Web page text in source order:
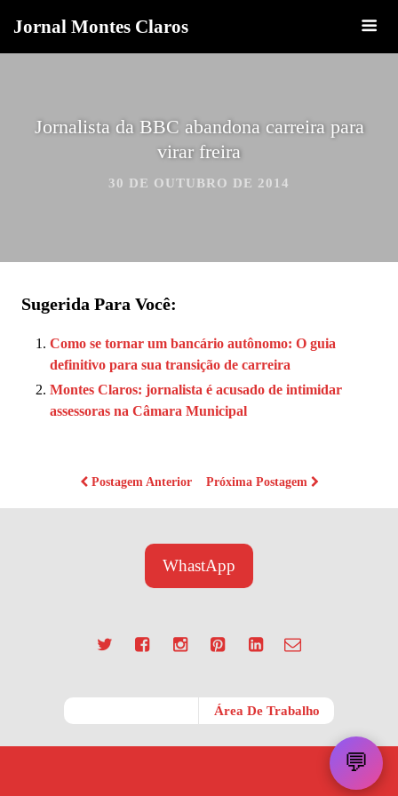
Jornal Montes Claros
Jornalista da BBC abandona carreira para
virar freira
30 DE OUTUBRO DE 2014
Sugerida Para Você:
Como se tornar um bancário autônomo: O guia
definitivo para sua transição de carreira
Montes Claros: jornalista é acusado de intimidar
assessoras na Câmara Municipal
Postagem Anterior Próxima Postagem
WhastApp
💬
Área De Trabalho